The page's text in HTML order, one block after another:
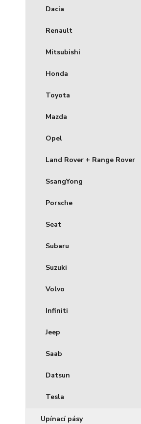
Dacia
Renault
Mitsubishi
Honda
Toyota
Mazda
Opel
Land Rover + Range Rover
SsangYong
Porsche
Seat
Subaru
Suzuki
Volvo
Infiniti
Jeep
Saab
Datsun
Tesla
Upínací pásy